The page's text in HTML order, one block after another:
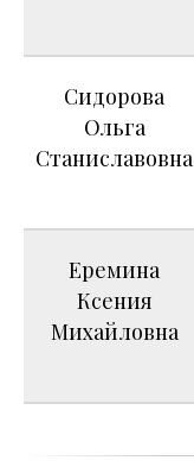
Сидорова
Ольга
Станиславовна
Еремина
Ксения
Михайловна